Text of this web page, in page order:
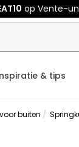
op Vente-
& tips
buiten